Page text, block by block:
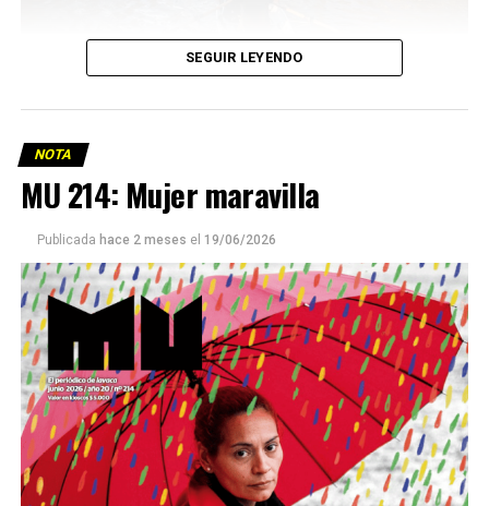
Este número 215 de MU ☝️viene con doble tapa, que
podría ser una frase:
Sin chamuyo, a remarla.
Descargar la Mu en PDF
SEGUIR LEYENDO
NOTA
MU 214: Mujer maravilla
Publicada hace 2 meses el 19/06/2026